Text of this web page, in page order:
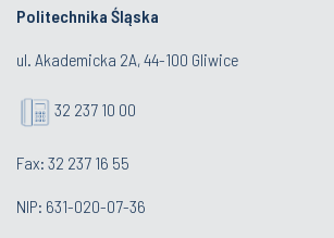
Politechnika Śląska
ul. Akademicka 2A, 44-100 Gliwice
32 237 10 00
Fax: 32 237 16 55
NIP: 631-020-07-36